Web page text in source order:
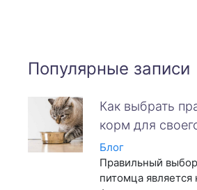
Популярные записи
Как выбрать
корм для
Блог
Правильный
питомца